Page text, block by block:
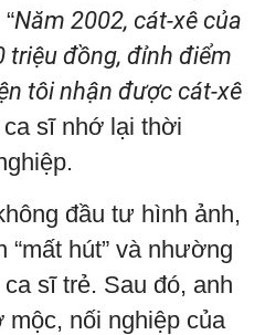
Năm 2002, cát-xê của
triệu đồng, đỉnh điểm
tôi nhận được cát-xê
ca sĩ nhớ lại thời
đầu tư hình ảnh,
hút” và nhường
sĩ trẻ. Sau đó, anh
mộc, nối nghiệp của